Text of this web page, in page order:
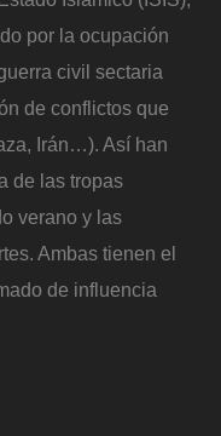
por la ocupación
civil sectaria
de conflictos que
Irán…). Así han
de las tropas
verano y las
Ambas tienen el
de influencia